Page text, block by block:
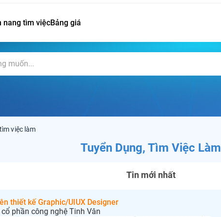
nang tìm việcBảng giá
việc làm
Tuyển Dụng, Tìm Việc Làm
Tin mới nhất
thiết kế Graphic/UIUX Designer
phần công nghệ Tinh Vân